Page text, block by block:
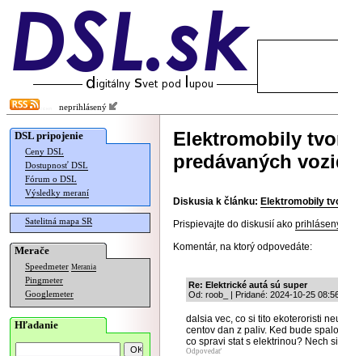
neprihlásený
DSL pripojenie
Ceny DSL
Dostupnosť DSL
Fórum o DSL
Výsledky meraní
Satelitná mapa SR
Merače
Speedmeter Merania
Pingmeter
Googlemeter
Hľadanie
Elektromobily
predávaných
Diskusia k článku: Elektromobily
Prispievajte do diskusií ako
Komentár, na ktorý odpovedáte:
Re: Elektrické autá sú super
Od: roob_ | Pridané: 2024-10-25
dalsia vec, co si tito ekoteroristi
centov dan z paliv. Ked bude
co spravi stat s elektrinou? Nech
Odpovedať